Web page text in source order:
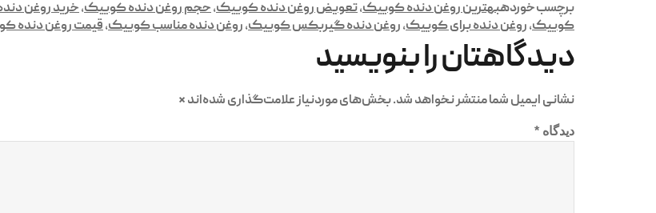
برچسب خوردهبهترین روغن دنده کوییک,تعویض روغن دنده کوییک,حجم روغن دنده کوییک,خرید روغن
کوییک,روغن دنده برای کوییک,روغن دنده گیربکس کوییک,روغن دنده مناسب کوییک,قیمت روغن دنده
دیدگاهتان را بنویسید
نشانی ایمیل شما منتشر نخواهد شد.بخش‌های موردنیاز علامت‌گذاری شده‌اند*
دیدگاه *